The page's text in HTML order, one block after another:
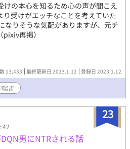
けの本心を知るため心の声が聞こえ
受けがエッチなことを考えていた
なりそうな気配がありますが、元チ
再掲）
13,433 最終更新日 2023.1.12 登録日 2023.1.12
ぎ
23
42
男にNTRされる話